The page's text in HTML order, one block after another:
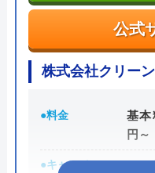
祥
3 か月前
う話を聞き、ユ
ームをして頂き
長さん、営業の
公式
株式会社クリー
●料金
基本
円～
●キャンペーン